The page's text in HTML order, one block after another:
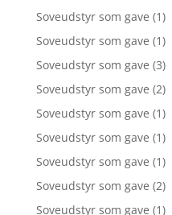
Soveudstyr som gave (1)
Soveudstyr som gave (1)
Soveudstyr som gave (3)
Soveudstyr som gave (2)
Soveudstyr som gave (1)
Soveudstyr som gave (1)
Soveudstyr som gave (1)
Soveudstyr som gave (2)
Soveudstyr som gave (1)